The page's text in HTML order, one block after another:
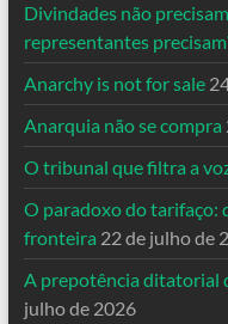
Divindades não
representantes
Anarchy is not for sale
Anarquia não se compra
O tribunal que filtra a
O paradoxo do tarifaço:
fronteira 22 de julho de
A prepotência ditatorial
julho de 2026